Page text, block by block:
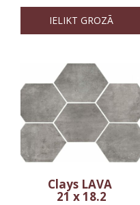
IELIKT GROZĀ
Clays LAVA
21 x 18.2